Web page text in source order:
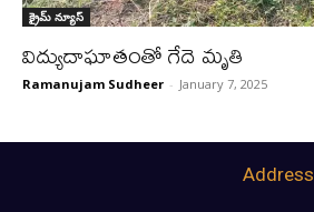
క్రైమ్ న్యూస్‌
విద్యుదాఘాతంతో గేదె మృతి
Ramanujam Sudheer - January 7, 2025
Address